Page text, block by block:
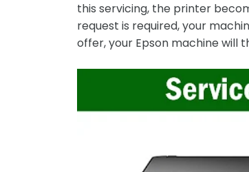
this servicing, the printer
request is required, your
offer, your Epson machine will